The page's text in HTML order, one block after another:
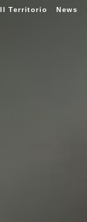
Il Territorio News